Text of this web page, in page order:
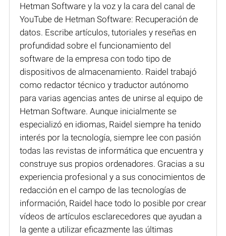
Hetman Software y la voz y la cara del canal de
YouTube de Hetman Software: Recuperación de
datos. Escribe artículos, tutoriales y reseñas en
profundidad sobre el funcionamiento del
software de la empresa con todo tipo de
dispositivos de almacenamiento. Raidel trabajó
como redactor técnico y traductor autónomo
para varias agencias antes de unirse al equipo de
Hetman Software. Aunque inicialmente se
especializó en idiomas, Raidel siempre ha tenido
interés por la tecnología, siempre lee con pasión
todas las revistas de informática que encuentra y
construye sus propios ordenadores. Gracias a su
experiencia profesional y a sus conocimientos de
redacción en el campo de las tecnologías de
información, Raidel hace todo lo posible por crear
vídeos de artículos esclarecedores que ayudan a
la gente a utilizar eficazmente las últimas